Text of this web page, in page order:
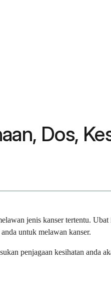
Dos,
jenis kanser tertentu.
untuk melawan kanser.
penjagaan kesihatan anda